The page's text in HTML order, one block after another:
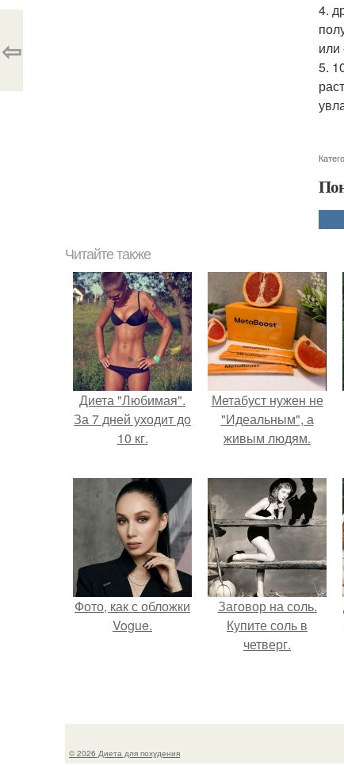
4.
или
5.
⇦
Читайте также
Диета "Любимая".
За 7 дней уходит до
10 кг.
Метабуст нужен не
"Идеальным", а
живым людям.
Фото, как с обложки
Vogue.
Заговор на соль.
Купите соль в
четверг.
© 2026 Диета для похудения